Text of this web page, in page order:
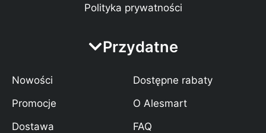
Polityka prywatności
Przydatne
Nowości
Promocje
Dostawa
Dostępne rabaty
O Alesmart
FAQ